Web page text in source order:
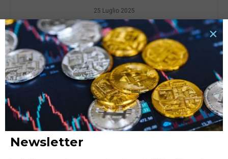
25 Luglio 2025
LEGGI TUTTO »
Newsletter